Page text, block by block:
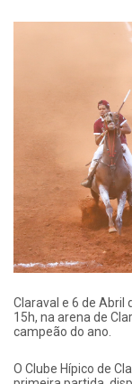
Claraval e 6 de Abril
15h, na arena de
campeão do ano.
​O Clube Hípico de